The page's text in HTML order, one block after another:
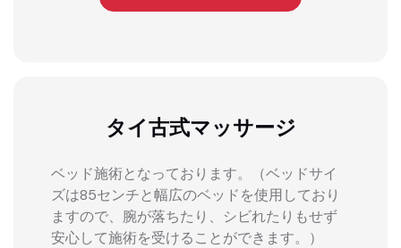
タイ古式マッサージ
ベッド施術となっております。（ベッドサイ
ズは85センチと幅広のベッドを使用しており
ますので、腕が落ちたり、シビれたりもせず
安心して施術を受けることができます。）